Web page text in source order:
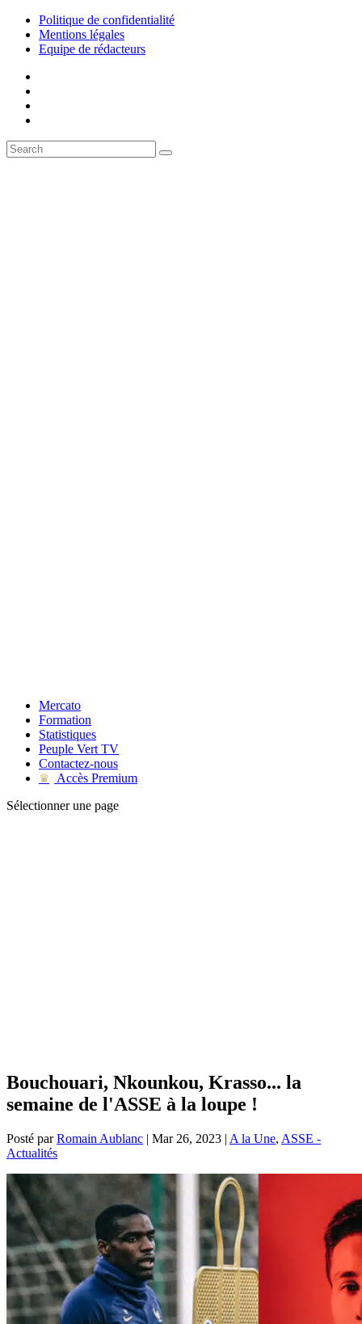
Politique de confidentialité
Mentions légales
Equipe de rédacteurs
Mercato
Formation
Statistiques
Peuple Vert TV
Contactez-nous
♛
Accès Premium
Sélectionner une page
Bouchouari, Nkounkou, Krasso... la
semaine de l'ASSE à la loupe !
Posté parRomain Aublanc | Mar 26, 2023 | A la Une, ASSE -
Actualités